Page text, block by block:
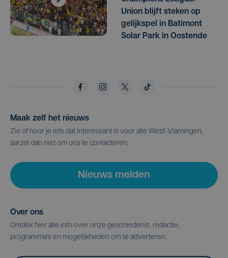
Union blijft steken op
gelijkspel in Batimont
Solar Park in Oostende
Maak zelf het nieuws
Zie of hoor je iets dat interessant is voor alle West-Vlamingen,
aarzel dan niet om ons te contacteren.
Nieuws melden
Over ons
Ontdek hier alle info over onze geschiedenis, redactie,
programma's en mogelijkheden om te adverteren.